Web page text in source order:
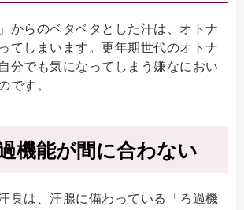
からのベタベタとした汗は、オトナ
てしまいます。更年期世代のオトナ
分でも気になってしまう嫌なにおい
です。
機能が間に合わない
臭は、汗腺に備わっている「ろ過機